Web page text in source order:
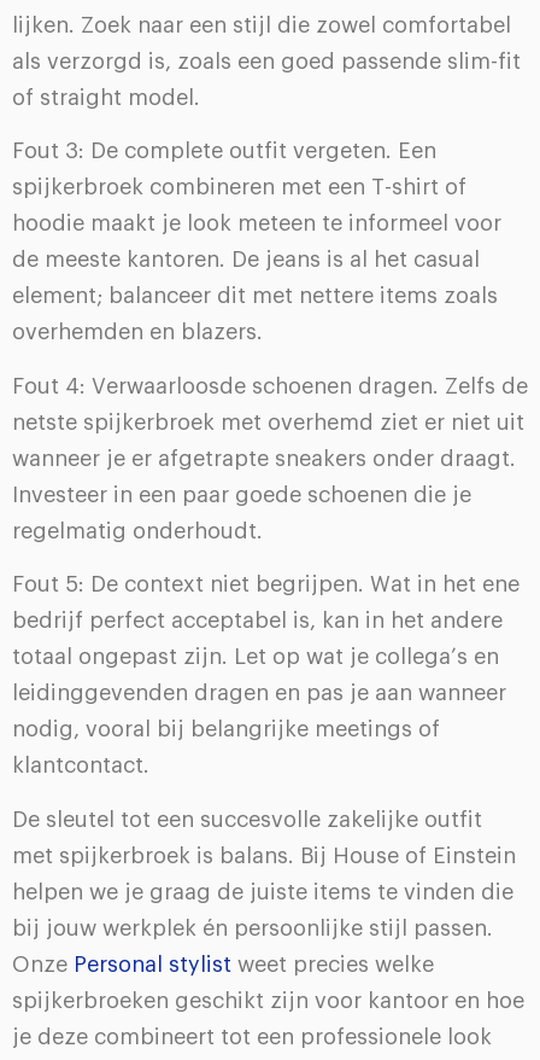
lijken. Zoek naar een stijl die zowel comfortabel
als verzorgd is, zoals een goed passende slim-fit
of straight model.
Fout 3: De complete outfit vergeten. Een
spijkerbroek combineren met een T-shirt of
hoodie maakt je look meteen te informeel voor
de meeste kantoren. De jeans is al het casual
element; balanceer dit met nettere items zoals
overhemden en blazers.
Fout 4: Verwaarloosde schoenen dragen. Zelfs de
netste spijkerbroek met overhemd ziet er niet uit
wanneer je er afgetrapte sneakers onder draagt.
Investeer in een paar goede schoenen die je
regelmatig onderhoudt.
Fout 5: De context niet begrijpen. Wat in het ene
bedrijf perfect acceptabel is, kan in het andere
totaal ongepast zijn. Let op wat je collega’s en
leidinggevenden dragen en pas je aan wanneer
nodig, vooral bij belangrijke meetings of
klantcontact.
De sleutel tot een succesvolle zakelijke outfit
met spijkerbroek is balans. Bij House of Einstein
helpen we je graag de juiste items te vinden die
bij jouw werkplek én persoonlijke stijl passen.
Onze Personal stylist weet precies welke
spijkerbroeken geschikt zijn voor kantoor en hoe
je deze combineert tot een professionele look